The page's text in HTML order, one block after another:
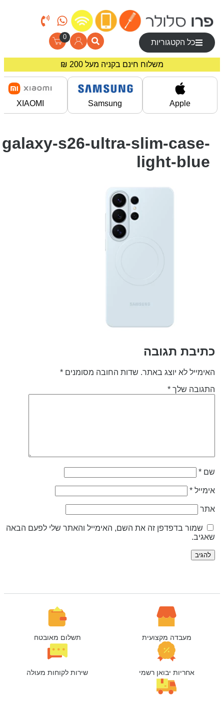
כל הקטגוריות
0
משלוח חינם בקניה מעל 200 ₪
מחירים מיוחדים לרוכשים באתר!
Apple
Samsung
XIAOMI
galaxy-s26-ultra-slim-case-
light-blue
תגובה
לא יוצג באתר. שדות החובה מסומנים*
שלך*
*
*
שמור בדפדפן זה את השם, האימייל והאתר שלי לפעם הבאה
מעבדה מקצועית תשלום מאובטח
אחריות יבואן רשמי שירות לקוחות מעולה